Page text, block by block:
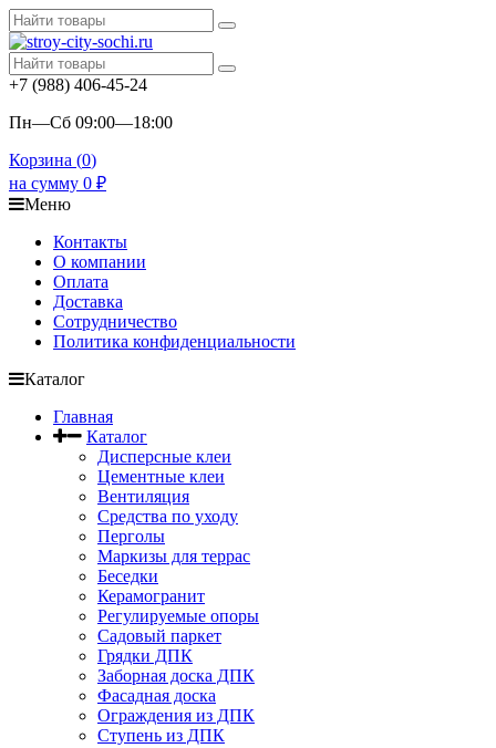
+7 (988) 406-45-24
Пн—Сб 09:00—18:00
Корзина (0)
на сумму 0 ₽
Меню
Контакты
О компании
Оплата
Доставка
Сотрудничество
Политика конфиденциальности
Каталог
Главная
Каталог
Дисперсные клеи
Цементные клеи
Вентиляция
Средства по уходу
Перголы
Маркизы для террас
Беседки
Керамогранит
Регулируемые опоры
Садовый паркет
Грядки ДПК
Заборная доска ДПК
Фасадная доска
Ограждения из ДПК
Ступень из ДПК